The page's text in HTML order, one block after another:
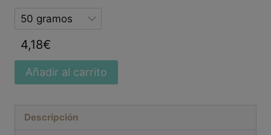
Selected
option
4,18€
Añadir al carrito
Descripción